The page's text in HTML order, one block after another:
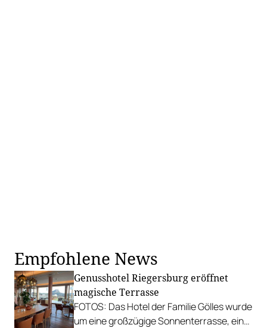
Empfohlene News
Genusshotel Riegersburg eröffnet
magische Terrasse
FOTOS: Das Hotel der Familie Gölles wurde
um eine großzügige Sonnenterrasse, ein